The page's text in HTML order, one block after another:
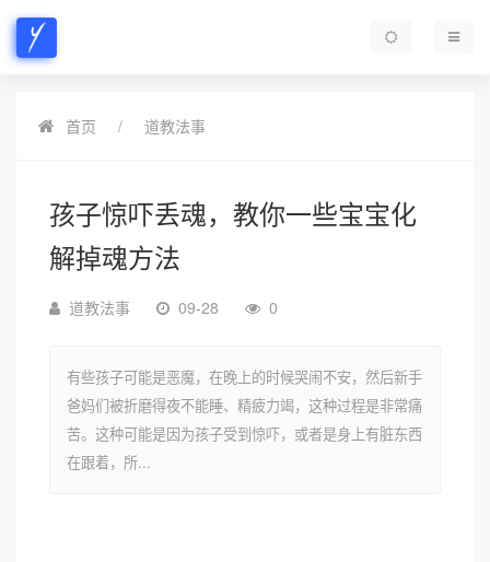
首页 道教法事
孩子惊吓丢魂，教你一些宝宝化
解掉魂方法
道教法事 09-28 0
有些孩子可能是恶魔，在晚上的时候哭闹不安，然后新手
爸妈们被折磨得夜不能睡、精疲力竭，这种过程是非常痛
苦。这种可能是因为孩子受到惊吓，或者是身上有脏东西
在跟着，所...